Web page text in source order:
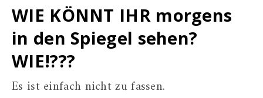
WIE KÖNNT IHR morgens
in den Spiegel sehen?
WIE!???
Es ist einfach nicht zu fassen.